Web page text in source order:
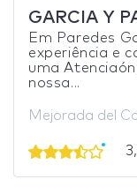
GARCIA Y
Em Paredes
experiência e
uma
nossa...
Mejorada del